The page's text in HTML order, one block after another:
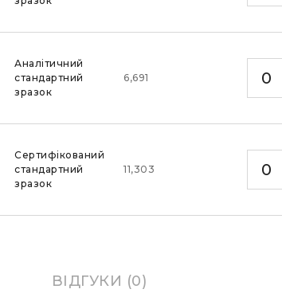
Аналітичний
стандартний
зразок
6,691
Сертифікований
стандартний
зразок
11,303
ВІДГУКИ (0)